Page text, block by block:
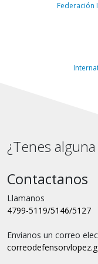
Federación
¿Tenes
Contactanos
Llamanos
4799-5119/5146/5127
Envianos un correo
correo